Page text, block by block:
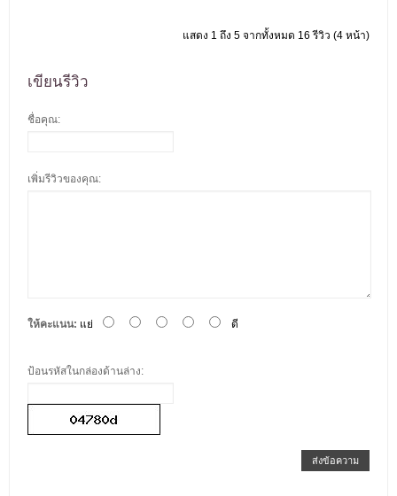
แสดง 1 ถึง 5 จากทั้งหมด 16 รีวิว (4 หน้า)
เขียนรีวิว
ชื่อคุณ:
เพิ่มรีวิวของคุณ:
ให้คะแนน: แย่ ดี
ป้อนรหัสในกล่องด้านล่าง:
ส่งข้อความ